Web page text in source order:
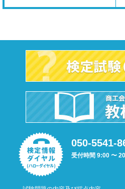
050-5541-
受付時間 9:00 〜